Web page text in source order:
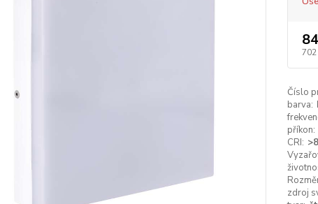
702
Číslo
barva:
příkon:
CRI:
zdroj